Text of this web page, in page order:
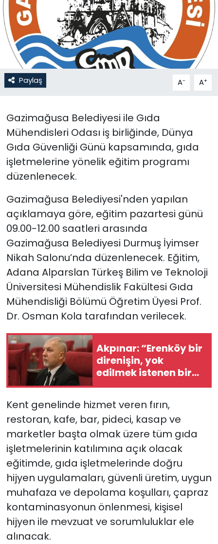
Paylaş A- A+
Gazimağusa Belediyesi ile Gıda
Mühendisleri Odası iş birliğinde, Dünya
Gıda Güvenliği Günü kapsamında, gıda
işletmelerine yönelik eğitim programı
düzenlenecek.
Gazimağusa Belediyesi'nden yapılan
açıklamaya göre, eğitim pazartesi günü
09.00-12.00 saatleri arasında
Gazimağusa Belediyesi Durmuş İyimser
Nikah Salonu’nda düzenlenecek. Eğitim,
Adana Alparslan Türkeş Bilim ve Teknoloji
Üniversitesi Mühendislik Fakültesi Gıda
Mühendisliği Bölümü Öğretim Üyesi Prof.
Dr. Osman Kola tarafından verilecek.
Akpınar: “Erenköy bir
direnişin, yok
edilmek istenen bir
halkın ‘Ben
olmaya devam
edeceğim’ dediği yer
Kent genelinde hizmet veren fırın,
restoran, kafe, bar, pideci, kasap ve
marketler başta olmak üzere tüm gıda
işletmelerinin katılımına açık olacak
eğitimde, gıda işletmelerinde doğru
hijyen uygulamaları, güvenli üretim, uygun
muhafaza ve depolama koşulları, çapraz
kontaminasyonun önlenmesi, kişisel
hijyen ile mevzuat ve sorumluluklar ele
alınacak.
Moda
Nöbetçi Eczaneler
Otomobil Dünyası
Politika
SAĞLIK
Spor
Teknoloji
TÜRKiYE
Video Galeri
YAŞAM
Yazarlar